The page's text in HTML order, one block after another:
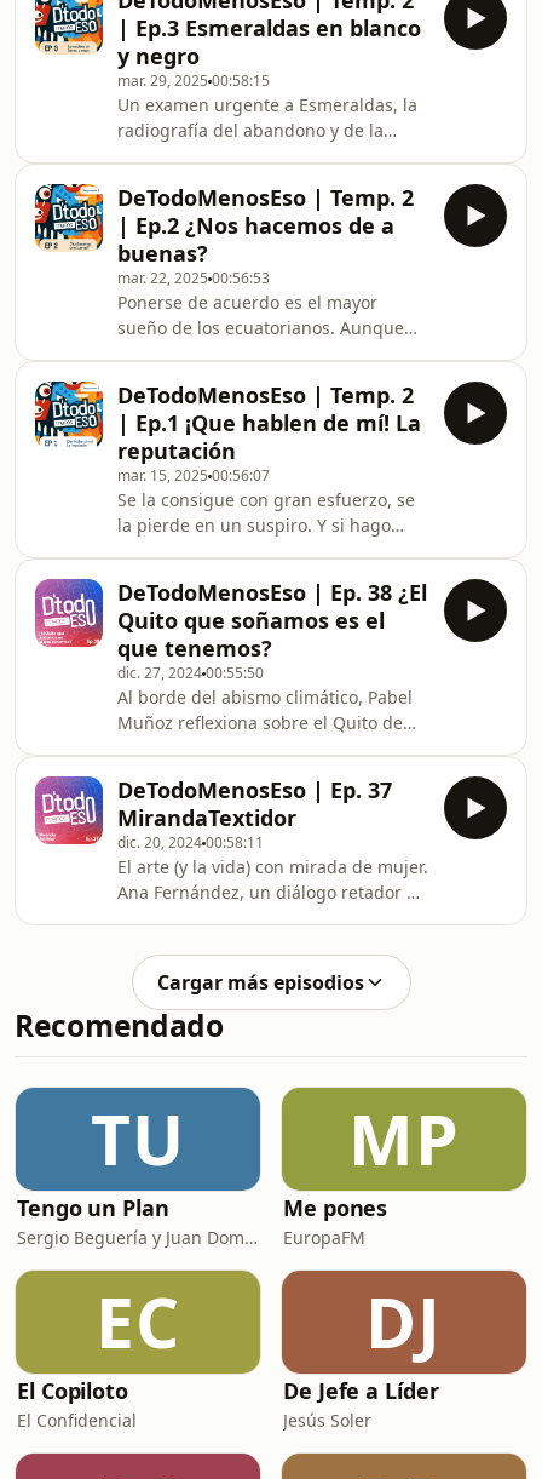
| Ep.3 Esmeraldas en blanco
y negro
mar. 29, 2025 00:58:15
Un examen urgente a Esmeraldas, la
radiografía del abandono y de la
DeTodoMenosEso | Temp. 2
| Ep.2 ¿Nos hacemos de a
buenas?
mar. 22, 2025 00:56:53
Ponerse de acuerdo es el mayor
sueño de los ecuatorianos. Aunque
todo, menos en eso.
DeTodoMenosEso | Temp. 2
| Ep.1 ¡Que hablen de mí! La
reputación
mar. 15, 2025 00:56:07
Se la consigue con gran esfuerzo, se
la pierde en un suspiro. Y si hago
segunda temporada de De Todo
Menos Eso.
DeTodoMenosEso | Ep. 38 ¿El
Quito que soñamos es el
que tenemos?
dic. 27, 202400:55:50
Al borde del abismo climático, Pabel
Muñoz reflexiona sobre el Quito de
DeTodoMenosEso | Ep. 37
MirandaTextidor
dic. 20, 202400:58:11
El arte (y la vida) con mirada de mujer.
Ana Fernández, un diálogo retador De
Cargar más episodios
Recomendado
TU
Tengo un Plan
Sergio Beguería y Juan Domínguez
MP
Me pones
EuropaFM
EC
El Copiloto
El Confidencial
DJ
De Jefe a Líder
Jesús Soler